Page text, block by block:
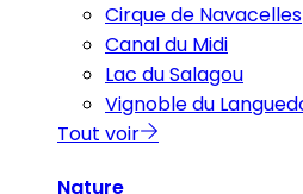
Cirque de Navacelles
Canal du Midi
Lac du Salagou
Vignoble du
Tout voir
Nature